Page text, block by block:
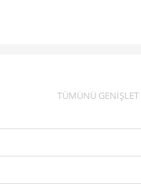
TÜMÜNÜ GENİŞLET